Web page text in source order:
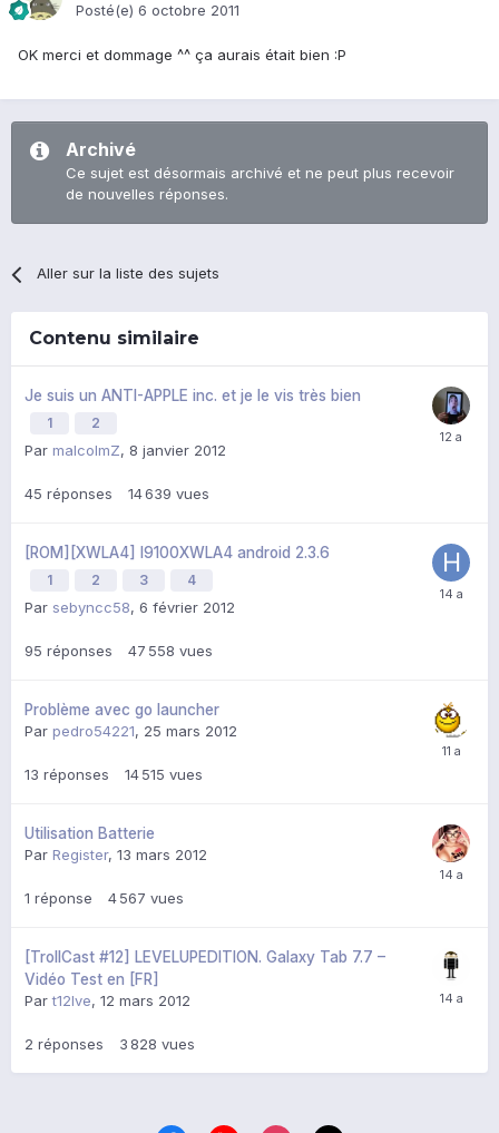
Posté(e) 6 octobre 2011
OK merci et dommage ^^ ça aurais était bien :P
Archivé
Ce sujet est désormais archivé et ne peut plus recevoir
de nouvelles réponses.
Aller sur la liste des sujets
Contenu similaire
Je suis un ANTI-APPLE inc. et je le vis très bien
1 2
Par malcolmZ, 8 janvier 2012
45 réponses 14 639 vues
[ROM][XWLA4] I9100XWLA4 android 2.3.6
1 2 3 4
Par sebyncc58, 6 février 2012
95 réponses 47 558 vues
Problème avec go launcher
Par pedro54221, 25 mars 2012
13 réponses 14 515 vues
Utilisation Batterie
Par Register, 13 mars 2012
1 réponse 4 567 vues
[TrollCast #12] LEVELUPEDITION. Galaxy Tab 7.7 –
Vidéo Test en [FR]
Part12lve, 12 mars 2012
2 réponses 3 828 vues